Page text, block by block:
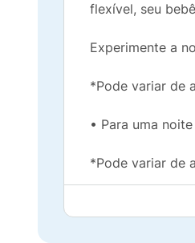
flexível, seu
Experimente a
*Pode variar de
• Para uma
*Pode variar de
• Duplas